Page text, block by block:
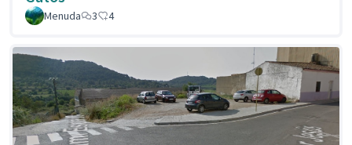
Menuda 3 4